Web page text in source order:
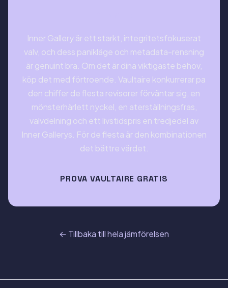
Inner Gallery är ett starkt, integritetsfokuserat
valv, och dess panikläge och metadata-rensning
är genuint bra. Om det är dina viktigaste behov,
köp det med förtroende. Vaultaire konkurrerar pa
den chiffer de flesta revisorer förväntar sig, en
mönsterhärlett nyckel, en aterställningsfras,
valvdelning och ett livstidspris en tredjedel av
Inner Gallerys. För de flesta är den kombinationen
det bättre värdet.
PROVA VAULTAIRE GRATIS
← Tillbaka till hela jämförelsen